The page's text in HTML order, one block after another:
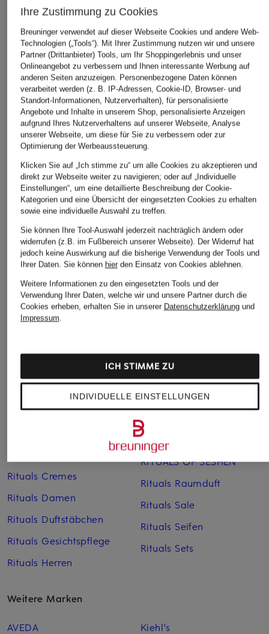
RITUALS
AMSTERDAM
COLLECTION
Pflege-Set
37,90 €
(37,90 € / 1 Stück)
RITUALS
SUEDE VANILLA REFILL
Raumduft
34,90 €
(87,25 € / 1 l)
HAIR CARE
Pflege-Set
44,90 €
Ritual of Namaste
Rituals Cremes
Rituals Damen
Rituals Duftstäbchen
Rituals Gesichtspflege
Rituals Herren
Rituals Karma
Rituals Kerzen
Rituals Of Sakura
RITUALS OF SESHEN
Rituals Raumduft
Rituals Sale
Rituals Seifen
Rituals Sets
Weitere Marken
AVEDA
Kiehl's
Ihre Zustimmung zu Cookies
Breuninger verwendet auf dieser Webseite Cookies und andere Web-
Technologien („Tools“). Mit Ihrer Zustimmung nutzen wir und unsere
Partner (Drittanbieter) Tools, um Ihr Shoppingerlebnis und unser
Onlineangebot zu verbessern und Ihnen interessante Werbung auf
anderen Seiten anzuzeigen. Personenbezogene Daten können
verarbeitet werden (z. B. IP-Adressen, Cookie-ID, Browser- und
Standort-Informationen, Nutzerverhalten), für personalisierte
Angebote und Inhalte in unserem Shop, personalisierte Anzeigen
aufgrund Ihres Nutzerverhaltens auf unserer Webseite, Analyse
unserer Webseite, um diese für Sie zu verbessern oder zur
Optimierung der Werbeaussteuerung.
Klicken Sie auf „Ich stimme zu“ um alle Cookies zu akzeptieren und
direkt zur Webseite weiter zu navigieren; oder auf „Individuelle
Einstellungen“, um eine detaillierte Beschreibung der Cookie-
Kategorien und eine Übersicht der eingesetzten Cookies zu erhalten
sowie eine individuelle Auswahl zu treffen.
Sie können Ihre Tool-Auswahl jederzeit nachträglich ändern oder
widerrufen (z.B. im Fußbereich unserer Webseite). Der Widerruf hat
jedoch keine Auswirkung auf die bisherige Verwendung der Tools und
Ihrer Daten. Sie können hierden Einsatz von Cookies ablehnen.
Weitere Informationen zu den eingesetzten Tools und der
Verwendung Ihrer Daten, welche wir und unsere Partner durch die
Cookies erheben, erhalten Sie in unserer Datenschutzerklärungund
Impressum.
INDIVIDUELLE EINSTELLUNGEN
ICH STIMME ZU